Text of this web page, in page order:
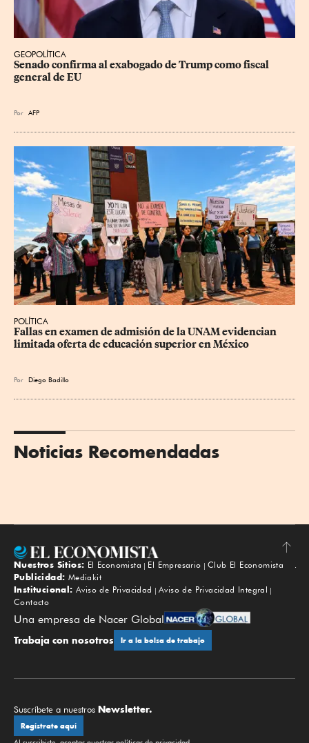
GEOPOLÍTICA
Senado confirma al exabogado de Trump como fiscal
general de EU
Por AFP
POLÍTICA
Fallas en examen de admisión de la UNAM evidencian
limitada oferta de educación superior en México
Por Diego Badillo
Noticias Recomendadas
Subir
Nuestros Sitios: El Economista El Empresario
Club El Economista
Publicidad: Mediakit
Institucional: Aviso de Privacidad
Aviso de Privacidad Integral
Contacto
Una empresa de Nacer Global
Trabaja con nosotros Ir a la bolsa de trabajo
Suscríbete a nuestros Newsletter.
Regístrate aquí